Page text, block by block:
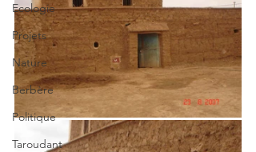
Ecologie
Projets
Nature
Berbère
Politique
Taroudant